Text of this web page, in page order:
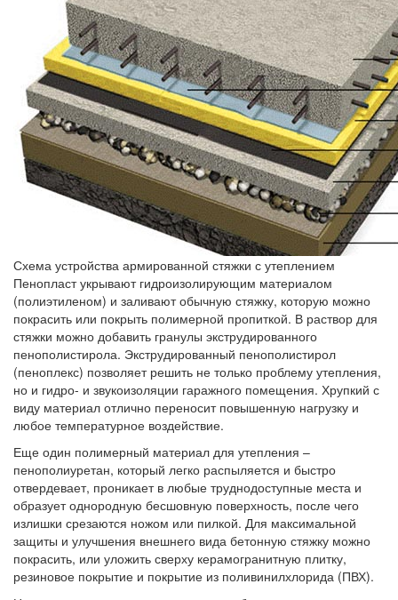
Схема устройства армированной стяжки с утеплением
Пенопласт укрывают гидроизолирующим материалом
(полиэтиленом) и заливают обычную стяжку, которую можно
покрасить или покрыть полимерной пропиткой. В раствор для
стяжки можно добавить гранулы экструдированного
пенополистирола. Экструдированный пенополистирол
(пеноплекс) позволяет решить не только проблему утепления,
но и гидро- и звукоизоляции гаражного помещения. Хрупкий с
виду материал отлично переносит повышенную нагрузку и
любое температурное воздействие.
Еще один полимерный материал для утепления –
пенополиуретан, который легко распыляется и быстро
отвердевает, проникает в любые труднодоступные места и
образует однородную бесшовную поверхность, после чего
излишки срезаются ножом или пилкой. Для максимальной
защиты и улучшения внешнего вида бетонную стяжку можно
покрасить, или уложить сверху керамогранитную плитку,
резиновое покрытие и покрытие из поливинилхлорида (ПВХ).